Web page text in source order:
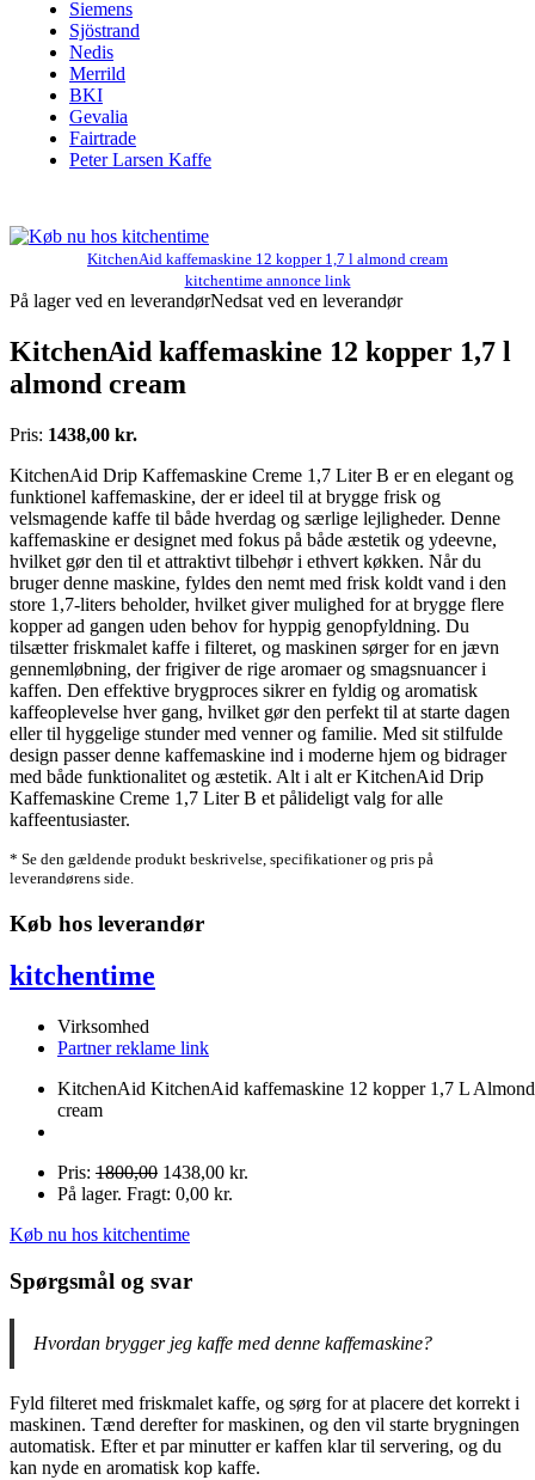
Siemens
Sjöstrand
Nedis
Merrild
BKI
Gevalia
Fairtrade
Peter Larsen Kaffe
KitchenAid kaffemaskine 12 kopper 1,7 l almond cream
kitchentime annonce link
På lager ved en leverandørNedsat ved en leverandør
KitchenAid kaffemaskine 12 kopper 1,7 l
almond cream
Pris: 1438,00 kr.
KitchenAid Drip Kaffemaskine Creme 1,7 Liter B er en elegant og
funktionel kaffemaskine, der er ideel til at brygge frisk og
velsmagende kaffe til både hverdag og særlige lejligheder. Denne
kaffemaskine er designet med fokus på både æstetik og ydeevne,
hvilket gør den til et attraktivt tilbehør i ethvert køkken. Når du
bruger denne maskine, fyldes den nemt med frisk koldt vand i den
store 1,7-liters beholder, hvilket giver mulighed for at brygge flere
kopper ad gangen uden behov for hyppig genopfyldning. Du
tilsætter friskmalet kaffe i filteret, og maskinen sørger for en jævn
gennemløbning, der frigiver de rige aromaer og smagsnuancer i
kaffen. Den effektive brygproces sikrer en fyldig og aromatisk
kaffeoplevelse hver gang, hvilket gør den perfekt til at starte dagen
eller til hyggelige stunder med venner og familie. Med sit stilfulde
design passer denne kaffemaskine ind i moderne hjem og bidrager
med både funktionalitet og æstetik. Alt i alt er KitchenAid Drip
Kaffemaskine Creme 1,7 Liter B et pålideligt valg for alle
kaffeentusiaster.
* Se den gældende produkt beskrivelse, specifikationer og pris på
leverandørens side.
Køb hos leverandør
kitchentime
Virksomhed
Partner reklame link
KitchenAid KitchenAid kaffemaskine 12 kopper 1,7 L Almond
cream
Pris: 1800,00 1438,00 kr.
På lager. Fragt: 0,00 kr.
Køb nu hos kitchentime
Spørgsmål og svar
Hvordan brygger jeg kaffe med denne kaffemaskine?
Fyld filteret med friskmalet kaffe, og sørg for at placere det korrekt i
maskinen. Tænd derefter for maskinen, og den vil starte brygningen
automatisk. Efter et par minutter er kaffen klar til servering, og du
kan nyde en aromatisk kop kaffe.